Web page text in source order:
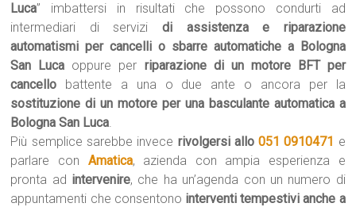
Luca” imbattersi in risultati che possono condurti ad
intermediari di servizi di assistenza e riparazione
automatismi per cancelli o sbarre automatiche a Bologna
San Luca oppure per riparazione di un motore BFT per
cancello battente a una o due ante o ancora per la
sostituzione di un motore per una basculante automatica a
Bologna San Luca.
Più semplice sarebbe invece rivolgersi allo051 0910471 e
parlare con Amatica, azienda con ampia esperienza e
pronta ad intervenire, che ha un’agenda con un numero di
appuntamenti che consentono interventi tempestivi anche a